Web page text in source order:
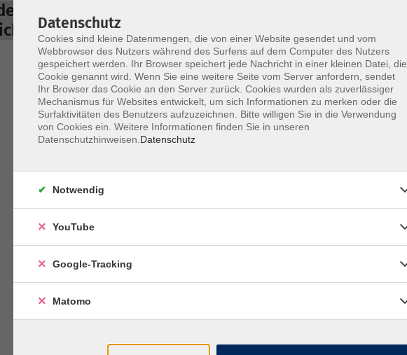
nur Dozenten angezeigt, deren Kurse
sind.
Datenschutz
Cookies sind kleine Datenmengen, die von einer Website gesendet und vom
Webbrowser des Nutzers während des Surfens auf dem Computer des Nutzers
gespeichert werden. Ihr Browser speichert jede Nachricht in einer kleinen Datei, die
Cookie genannt wird. Wenn Sie eine weitere Seite vom Server anfordern, sendet
Ihr Browser das Cookie an den Server zurück. Cookies wurden als zuverlässiger
Mechanismus für Websites entwickelt, um sich Informationen zu merken oder die
Surfaktivitäten des Benutzers aufzuzeichnen. Bitte willigen Sie in die Verwendung
von Cookies ein. Weitere Informationen finden Sie in unseren
Datenschutzhinweisen. Datenschutz
Notwendig
YouTube
Google-Tracking
Matomo